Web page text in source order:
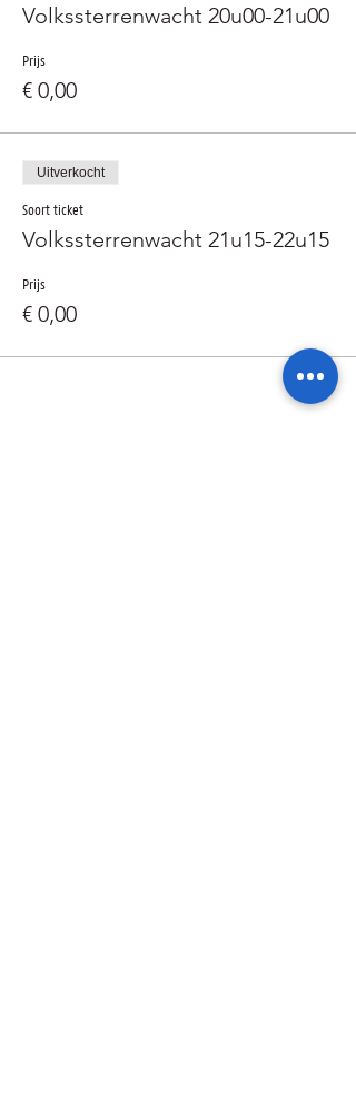
Volkssterrenwacht 20u00-21u00
Prijs
€ 0,00
Uitverkocht
Soort ticket
Volkssterrenwacht 21u15-22u15
Prijs
€ 0,00